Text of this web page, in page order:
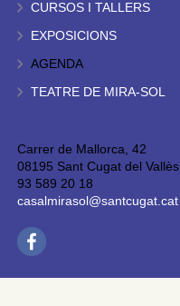
CURSOS I TALLERS
EXPOSICIONS
AGENDA
TEATRE DE MIRA-SOL
Carrer de Mallorca, 42
08195 Sant Cugat del Vallès
93 589 20 18
casalmirasol@santcugat.cat